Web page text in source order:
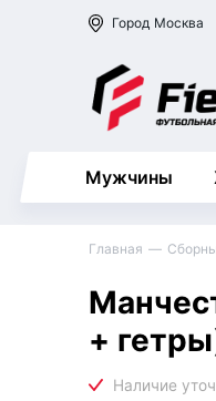
Город Москва
Мужчины
Главная
+